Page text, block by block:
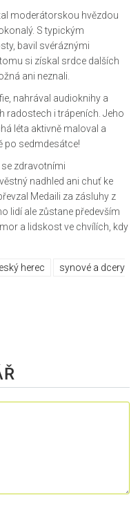
moderátorskou hvězdou
S typickým
bavil svéráznými
si získal srdce dalších
ani neznali.
nahrával audioknihy a
radostech i trápeních. Jeho
léta aktivně maloval a
po sedmdesátce!
zdravotními
nadhled ani chuť ke
Medaili za zásluhy z
lidí ale zůstane především
a lidskost ve chvílích, kdy
herec synové a dcery